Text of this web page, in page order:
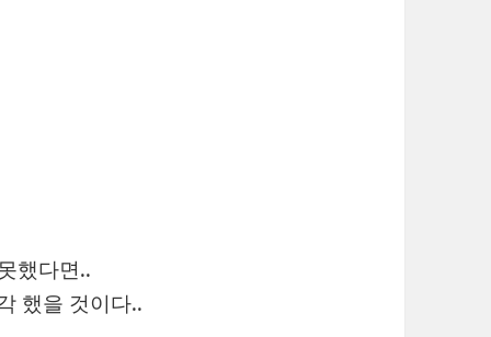
했다면..
했을 것이다..